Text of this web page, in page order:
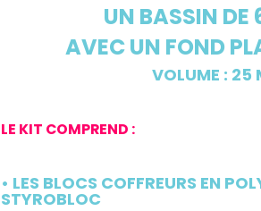
UN BASSIN DE
AVEC UN FOND
VOLUME : 25
LE KIT COMPREND :
• LES BLOCS COFFREURS EN
STYROBLOC